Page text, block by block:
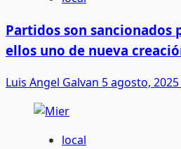
Partidos son sancionados
ellos uno de nueva
Luis Angel Galvan 5 agosto, 2025
local